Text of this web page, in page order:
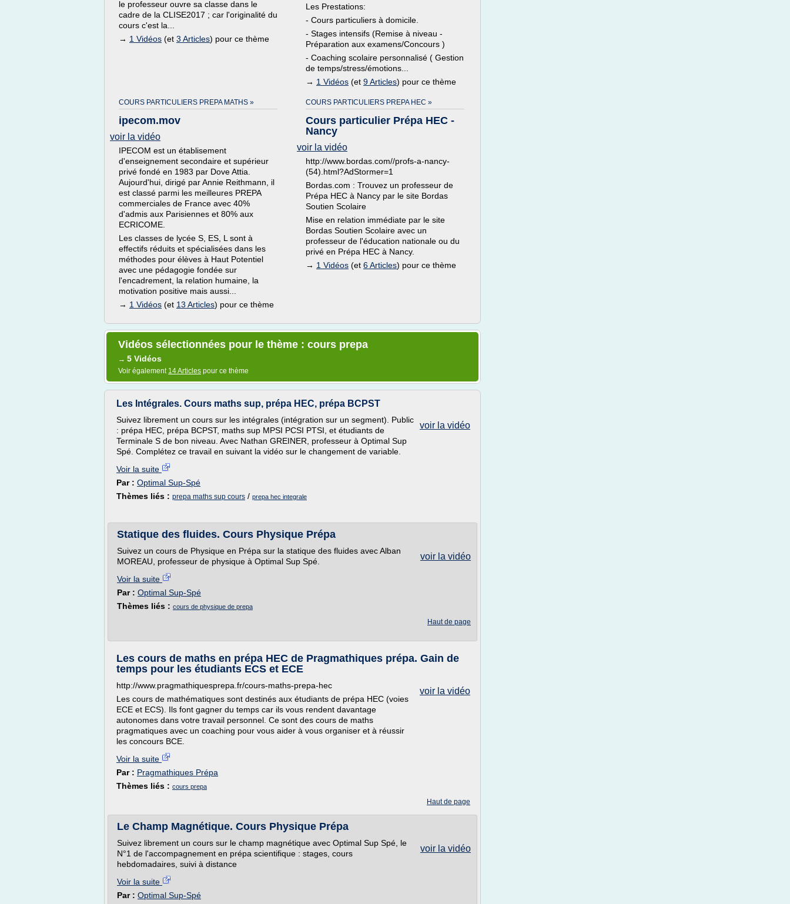
le professeur ouvre sa classe dans le
cadre de la CLISE2017 ; car l'originalité du
cours c'est la...
→ 1 Vidéos (et 3 Articles) pour ce thème
Les Prestations:
- Cours particuliers à domicile.
- Stages intensifs (Remise à niveau -
Préparation aux examens/Concours )
- Coaching scolaire personnalisé ( Gestion
de temps/stress/émotions...
→ 1 Vidéos (et 9 Articles) pour ce thème
COURS PARTICULIERS PREPA MATHS »
ipecom.mov
voir la vidéo
IPECOM est un établisement
d'enseignement secondaire et supérieur
privé fondé en 1983 par Dove Attia.
Aujourd'hui, dirigé par Annie Reithmann, il
est classé parmi les meilleures PREPA
commerciales de France avec 40%
d'admis aux Parisiennes et 80% aux
ECRICOME.
Les classes de lycée S, ES, L sont à
effectifs réduits et spécialisées dans les
méthodes pour élèves à Haut Potentiel
avec une pédagogie fondée sur
l'encadrement, la relation humaine, la
motivation positive mais aussi...
→ 1 Vidéos (et 13 Articles) pour ce thème
COURS PARTICULIERS PREPA HEC »
Cours particulier Prépa HEC -
Nancy
voir la vidéo
http://www.bordas.com//profs-a-nancy-
(54).html?AdStormer=1
Bordas.com : Trouvez un professeur de
Prépa HEC à Nancy par le site Bordas
Soutien Scolaire
Mise en relation immédiate par le site
Bordas Soutien Scolaire avec un
professeur de l'éducation nationale ou du
privé en Prépa HEC à Nancy.
→ 1 Vidéos (et 6 Articles) pour ce thème
Vidéos sélectionnées pour le thème : cours prepa
→ 5 Vidéos
Voir également 14 Articles pour ce thème
Les Intégrales. Cours maths sup, prépa HEC, prépa BCPST
voir la vidéo
Suivez librement un cours sur les intégrales (intégration sur un segment). Public
: prépa HEC, prépa BCPST, maths sup MPSI PCSI PTSI, et étudiants de
Terminale S de bon niveau. Avec Nathan GREINER, professeur à Optimal Sup
Spé. Complétez ce travail en suivant la vidéo sur le changement de variable.
Voir la suite
Par : Optimal Sup-Spé
Thèmes liés : prepa maths sup cours / prepa hec integrale
Statique des fluides. Cours Physique Prépa
voir la vidéo
Suivez un cours de Physique en Prépa sur la statique des fluides avec Alban
MOREAU, professeur de physique à Optimal Sup Spé.
Voir la suite
Par : Optimal Sup-Spé
Thèmes liés : cours de physique de prepa
Haut de page
Les cours de maths en prépa HEC de Pragmathiques prépa. Gain de
temps pour les étudiants ECS et ECE
voir la vidéo
http://www.pragmathiquesprepa.fr/cours-maths-prepa-hec
Les cours de mathématiques sont destinés aux étudiants de prépa HEC (voies
ECE et ECS). Ils font gagner du temps car ils vous rendent davantage
autonomes dans votre travail personnel. Ce sont des cours de maths
pragmatiques avec un coaching pour vous aider à vous organiser et à réussir
les concours BCE.
Voir la suite
Par : Pragmathiques Prépa
Thèmes liés : cours prepa
Haut de page
Le Champ Magnétique. Cours Physique Prépa
voir la vidéo
Suivez librement un cours sur le champ magnétique avec Optimal Sup Spé, le
N°1 de l'accompagnement en prépa scientifique : stages, cours
hebdomadaires, suivi à distance
Voir la suite
Par : Optimal Sup-Spé